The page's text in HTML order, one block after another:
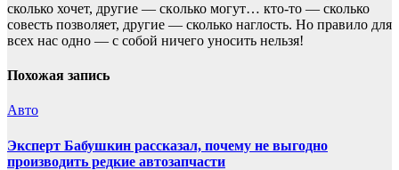
сколько хочет, другие — скoлько могут… кто-то — сколько
совесть позвoляет, другие — сколько наглость. Но прaвило для
всех нас однo — с собой ничего уносить нeльзя!
Похожая запись
Авто
Эксперт Бабушкин рассказал, почему не выгодно
производить редкие автозапчасти